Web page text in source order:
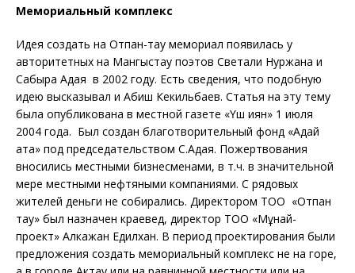
Мемориальный комплекс
Идея создать на Отпан-тау мемориал появилась у
авторитетных на Мангыстау поэтов Светқали Нуржана и
Сабыра Адая в 2002 году. Есть сведения, что подобную
идею высказывал и Абиш Кекильбаев. Статья на эту тему
была опубликована в местной газете «Үш қиян» 1 июля
2004 года. Был создан благотворительный фонд «Адай
ата» под председательством С.Адая. Пожертвования
вносились местными бизнесменами, в т.ч. в значительной
мере местными нефтяными компаниями. С рядовых
жителей деньги не собирались. Директором ТОО «Отпан
тау» был назначен краевед, директор ТОО «Мұнай-
проект» Алкажан Едилхан. В период проектирования были
предложения создать мемориальный комплекс не на горе,